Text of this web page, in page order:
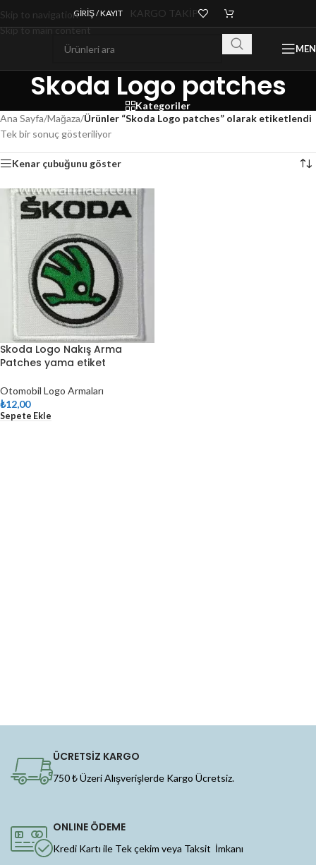
Skip to navigation
Skip to main content
GIRIŞ / KAYIT KARGO TAKİP
Skoda Logo patches
Kategoriler
Ana Sayfa/Mağaza/Ürünler “Skoda Logo patches” olarak etiketlendi
Tek bir sonuç gösteriliyor
Kenar çubuğunu göster
Skoda Logo Nakış Arma
Patches yama etiket
Otomobil Logo Armaları
₺12,00
Sepete Ekle
ÜCRETSİZ KARGO
750 ₺ Üzeri Alışverişlerde Kargo Ücretsiz.
ONLINE ÖDEME
Kredi Kartı ile Tek çekim veya Taksit İmkanı